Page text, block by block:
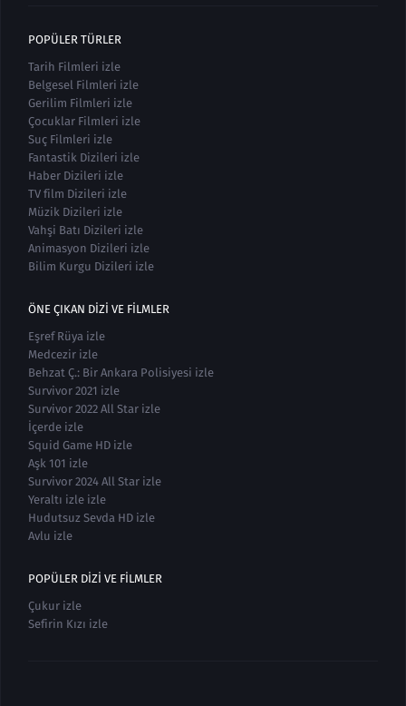
POPÜLER TÜRLER
Tarih Filmleri izle
Belgesel Filmleri izle
Gerilim Filmleri izle
Çocuklar Filmleri izle
Suç Filmleri izle
Fantastik Dizileri izle
Haber Dizileri izle
TV film Dizileri izle
Müzik Dizileri izle
Vahşi Batı Dizileri izle
Animasyon Dizileri izle
Bilim Kurgu Dizileri izle
ÖNE ÇIKAN DIZI VE FILMLER
Eşref Rüya izle
Medcezir izle
Behzat Ç.: Bir Ankara Polisiyesi izle
Survivor 2021 izle
Survivor 2022 All Star izle
İçerde izle
Squid Game HD izle
Aşk 101 izle
Survivor 2024 All Star izle
Yeraltı izle izle
Hudutsuz Sevda HD izle
Avlu izle
POPÜLER DIZI VE FILMLER
Çukur izle
Sefirin Kızı izle